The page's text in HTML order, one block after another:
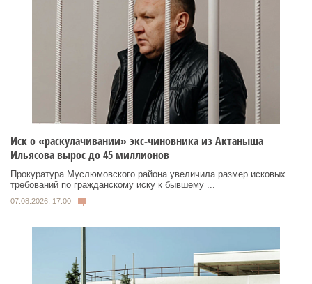
Иск о «раскулачивании» экс-чиновника из Актаныша
Ильясова вырос до 45 миллионов
Прокуратура Муслюмовского района увеличила размер исковых
требований по гражданскому иску к бывшему ...
07.08.2026, 17:00